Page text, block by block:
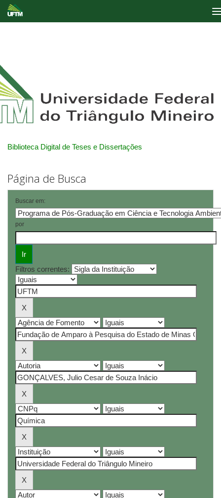
Biblioteca Digital de Teses e Dissertações
Página de Busca
Buscar em:
por
Filtros correntes: